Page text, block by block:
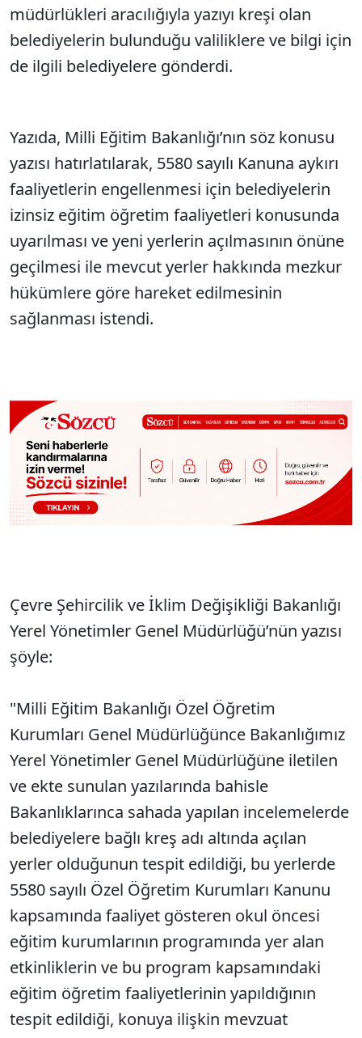
müdürlükleri aracılığıyla yazıyı kreşi olan
belediyelerin bulunduğu valiliklere ve bilgi için
de ilgili belediyelere gönderdi.
Yazıda, Milli Eğitim Bakanlığı’nın söz konusu
yazısı hatırlatılarak, 5580 sayılı Kanuna aykırı
faaliyetlerin engellenmesi için belediyelerin
izinsiz eğitim öğretim faaliyetleri konusunda
uyarılması ve yeni yerlerin açılmasının önüne
geçilmesi ile mevcut yerler hakkında mezkur
hükümlere göre hareket edilmesinin
sağlanması istendi.
Çevre Şehircilik ve İklim Değişikliği Bakanlığı
Yerel Yönetimler Genel Müdürlüğü’nün yazısı
şöyle:
"Milli Eğitim Bakanlığı Özel Öğretim
Kurumları Genel Müdürlüğünce Bakanlığımız
Yerel Yönetimler Genel Müdürlüğüne iletilen
ve ekte sunulan yazılarında bahisle
Bakanlıklarınca sahada yapılan incelemelerde
belediyelere bağlı kreş adı altında açılan
yerler olduğunun tespit edildiği, bu yerlerde
5580 sayılı Özel Öğretim Kurumları Kanunu
kapsamında faaliyet gösteren okul öncesi
eğitim kurumlarının programında yer alan
etkinliklerin ve bu program kapsamındaki
eğitim öğretim faaliyetlerinin yapıldığının
tespit edildiği, konuya ilişkin mevzuat